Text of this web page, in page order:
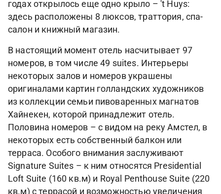
годах открылось еще одно крыло – 't Huys:
здесь расположены 8 люксов, траттория, спа-
салон и книжный магазин.
В настоящий момент отель насчитывает 97
номеров, в том числе 49 suites. Интерьеры
некоторых залов и номеров украшены
оригиналами картин голландских художников
из коллекции семьи пивоваренных магнатов
Хайнекен, которой принадлежит отель.
Половина номеров – с видом на реку Амстел, в
некоторых есть собственный балкон или
терраса. Особого внимания заслуживают
Signature Suites – к ним относятся Presidential
Loft Suite (160 кв.м) и Royal Penthouse Suite (220
кв.м) с террасой и возможностью увеличения